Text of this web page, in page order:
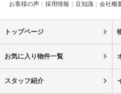
お客様の声
採用情報 豆知識 会社概
トップページ
お気に入り物件一覧
スタッフ紹介